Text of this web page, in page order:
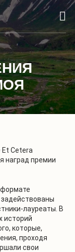
Et Cetera
наград премии
задействованы
лауреаты. В
историй
которые,
проходя
свои